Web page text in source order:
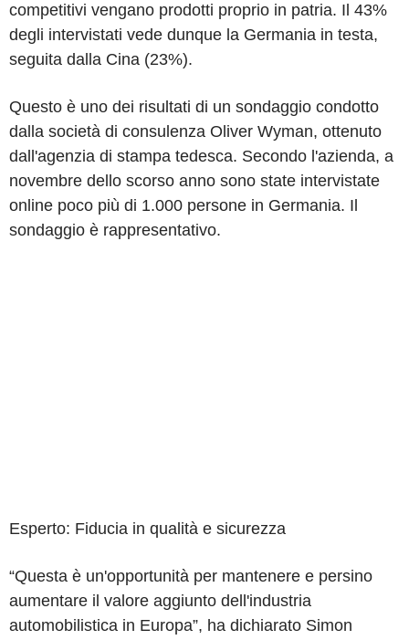
competitivi vengano prodotti proprio in patria. Il 43%
degli intervistati vede dunque la Germania in testa,
seguita dalla Cina (23%).
Questo è uno dei risultati di un sondaggio condotto
dalla società di consulenza Oliver Wyman, ottenuto
dall'agenzia di stampa tedesca. Secondo l'azienda, a
novembre dello scorso anno sono state intervistate
online poco più di 1.000 persone in Germania. Il
sondaggio è rappresentativo.
Esperto: Fiducia in qualità e sicurezza
“Questa è un'opportunità per mantenere e persino
aumentare il valore aggiunto dell'industria
automobilistica in Europa”, ha dichiarato Simon